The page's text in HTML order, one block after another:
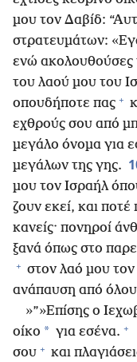
μου τον Δαβίδ:
στρατευμάτων:
ενώ ακολουθούσες
του λαού μου του
οπουδήποτε πας +
εχθρούς σου από
μεγάλο όνομα για
μεγάλων της γης.
μου τον Ισραήλ
ζουν εκεί, και
κανείς· πονηροί
ξανά όπως στο
+ στον λαό μου
ανάπαυση από
»”»Επίσης ο
οίκο * για εσένα. +
σου + και